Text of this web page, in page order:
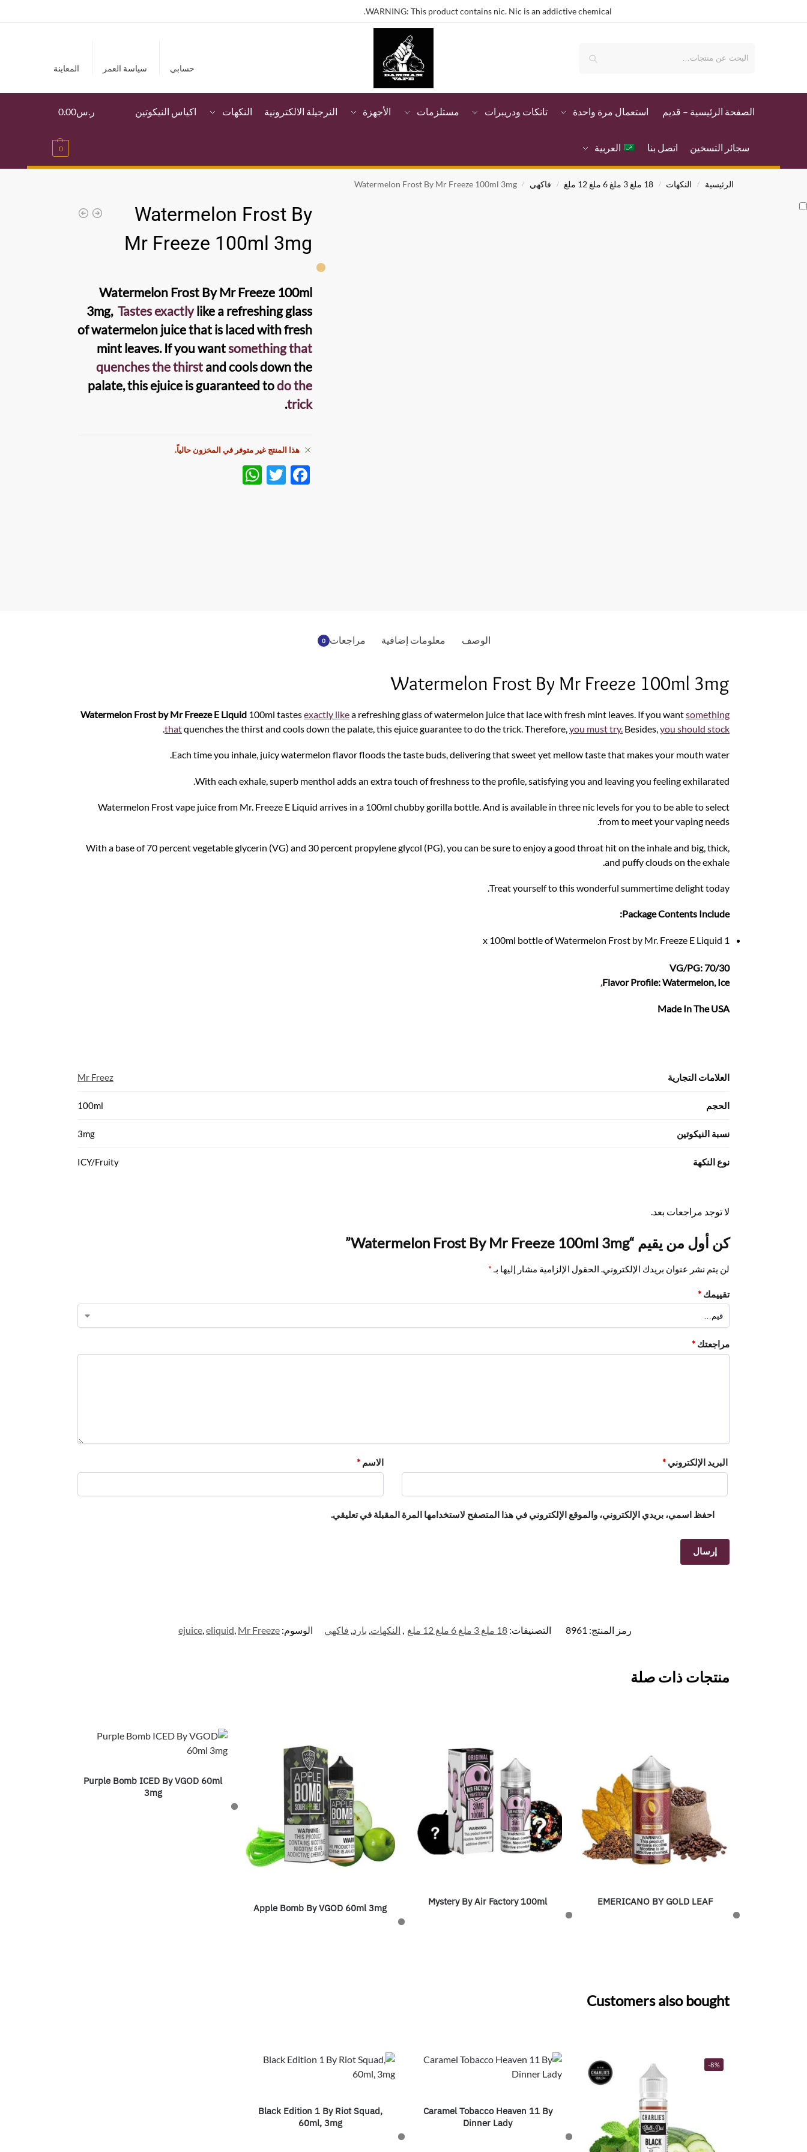
WARNING: This product contains nic. Nic is an addictive chemical.
حسابي سياسة العمر المعاينة
الصفحة الرئيسية – قدیم استعمال مرة واحدة تانكات ودريبرات مستلزمات الأجهزة النرجيلة الالكترونية النكهات اكياس النيكوتين
سجائر التسخين اتصل بنا العربية
ر.س0.00
0
الرئيسية / النكهات / 18 ملغ 3 ملغ 6 ملغ 12 ملغ / فاكهي /
Watermelon Frost By Mr Freeze 100ml 3mg
Watermelon Frost By
Mr Freeze 100ml 3mg
Watermelon Frost By Mr Freeze100ml
3mg, Tastes exactlylike a refreshing glass
of watermelon juice that is laced with fresh
mint leaves. If you wantsomething that
quenches the thirstand cools down the
palate, thisejuiceis guaranteed todo the
trick
.
هذا المنتج غير متوفر في المخزون حالياً.
F
T
الوصف معلومات إضافية مراجعات 0
Watermelon Frost By Mr Freeze 100ml 3mg
Watermelon Frost by Mr Freeze E Liquid 100ml tastesexactly likea refreshing glass of watermelon juice that lace with fresh mint leaves. If you wantsomething
thatquenches the thirst and cools down the palate, this ejuice guarantee to do the trick. Therefore,you must try. Besides,you should stock
.
Each time you inhale, juicy watermelon flavor floods the taste buds, delivering that sweet yet mellow taste that makes your mouth water.
With each exhale, superb menthol adds an extra touch of freshness to the profile, satisfying you and leaving you feeling exhilarated.
Watermelon Frost vape juice from Mr. Freeze E Liquid arrives in a 100ml chubby gorilla bottle. And is available in three nic levels for you to be able to select
from to meet your vaping needs.
With a base of 70 percent vegetable glycerin (VG) and 30 percent propylene glycol (PG), you can be sure to enjoy a good throat hit on the inhale and big, thick,
and puffy clouds on the exhale.
Treat yourself to this wonderful summertime delight today.
Package Contents Include:
1 x 100ml bottle of Watermelon Frost by Mr. Freeze E Liquid
VG/PG: 70/30
Flavor Profile: Watermelon, Ice
.
Made In The USA
العلامات التجارية Mr Freez
الحجم 100ml
نسبة النيكوتين 3mg
نوع النكهة ICY/Fruity
لا توجد مراجعات بعد.
كن أول من يقيم “Watermelon Frost By Mr Freeze 100ml 3mg”
لن يتم نشر عنوان بريدك الإلكتروني. الحقول الإلزامية مشار إليها بـ *
تقييمك *
مراجعتك *
الاسم * البريد الإلكتروني*
احفظ اسمي، بريدي الإلكتروني، والموقع الإلكتروني في هذا المتصفح لاستخدامها المرة المقبلة في تعليقي.
رمز المنتج: 8961 التصنيفات: 18 ملغ 3 ملغ 6 ملغ 12 ملغ , النكهات, بارد, فاكهي الوسوم: ejuice,eliquid, Mr Freeze
منتجات ذات صلة
EMERICANO BY GOLD LEAF
Mystery By Air Factory 100ml
Apple Bomb By VGOD 60ml 3mg
Purple Bomb ICED By VGOD 60ml
3mg
Customers also bought
-8%
Caramel Tobacco Heaven 11 By
Dinner Lady
Black Edition 1 By Riot Squad,
60ml, 3mg